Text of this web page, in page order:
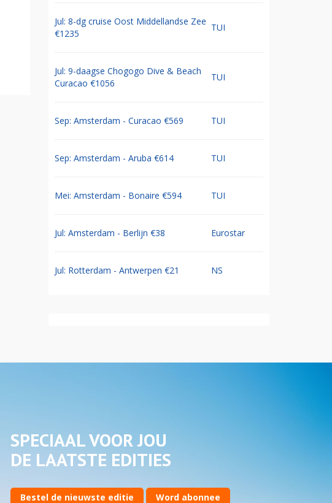
Jul: 8-dg cruise Oost Middellandse Zee
€1235
TUI
Jul: 9-daagse Chogogo Dive & Beach
Curacao €1056
TUI
Sep: Amsterdam - Curacao €569 TUI
Sep: Amsterdam - Aruba €614 TUI
Mei: Amsterdam - Bonaire €594 TUI
Jul: Amsterdam - Berlijn €38 Eurostar
Jul: Rotterdam - Antwerpen €21 NS
SPECIAAL VOOR JOU
DE LAATSTE EDITIES
Bestel de nieuwste editie Word abonnee